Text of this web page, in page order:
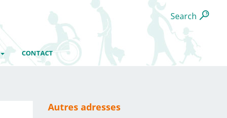
Search
CONTACT
Autres adresses